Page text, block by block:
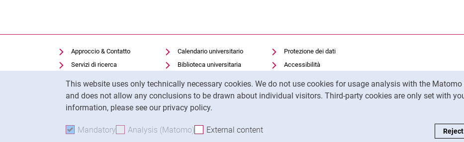
This website uses only technically necessary cookies. We do not use cookies for usage analysis with the
and does not allow any conclusions to be drawn about individual visitors. Third-party cookies are only set with
information, please see our privacy policy.
Mandatory Accept mandatory cookies
Analysis (Matomo) Accept analysis cookies
External content Reject
Approccio & Contatto
Servizi di ricerca
Cookie settings
Calendario universitario
Biblioteca universitaria
Panopto
Protezione dei dati
Accessibilità
dell'intelligenza artificiale
Impronta